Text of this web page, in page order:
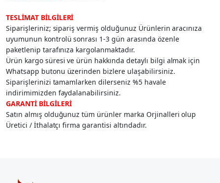
TESLİMAT BİLGİLERİ
Siparişleriniz; sipariş vermiş olduğunuz Ürünlerin aracınıza
uyumunun kontrolü sonrası 1-3 gün arasında özenle
paketlenip tarafınıza kargolanmaktadır.
Ürün kargo süresi ve ürün hakkında detaylı bilgi almak için
Whatsapp butonu üzerinden bizlere ulaşabilirsiniz.
Siparişlerinizi tamamlarken dilerseniz %5 havale
indirimimizden faydalanabilirsiniz.
GARANTİ BİLGİLERİ
Satın almış olduğunuz tüm ürünler marka Orjinalleri olup
Üretici / İthalatçı firma garantisi altındadır.